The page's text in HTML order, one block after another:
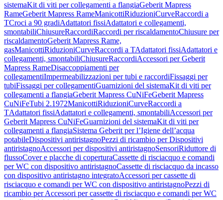
sistemaKit di viti per collegamenti a flangiaGeberit Mapress
RameGeberit Mapress RameManicottiRiduzioniCurveRaccordi a
TCroci a 90 gradiAdattatori fissiAdattatori e collegamenti,
smontabiliChiusureRaccordiRaccordi per riscaldamentoChiusure per
riscaldamentoGeberit Mapress Rame,
gasManicottiRiduzioniCurveRaccordi a TAdattatori fissiAdattatori e
collegamenti, smontabiliChiusureRaccordiAccessori per Geberit
Mapress RameDisaccoppiamenti per
collegamentiImpermeabilizzazioni per tubi e raccordiFissaggi per
tubiFissaggi per collegamentiGuarnizioni del sistemaKit di viti per
collegamenti a flangiaGeberit Mapress CuNiFeGeberit Mapress
CuNiFeTubi 2.1972ManicottiRiduzioniCurveRaccordi a
TAdattatori fissiAdattatori e collegamenti, smontabiliAccessori per
Geberit Mapress CuNiFeGuarnizioni del sistemaKit di viti per
collegamenti a flangiaSistema Geberit per l’Igiene dell’acqua
potabileDispositivi antiristagnoPezzi di ricambio per Dispositivi
antiristagnoAccessori per dispositivi antiristagnoSensoriRiduttore di
flussoCover e placche di coperturaCassette di risciacquo e comandi
per WC con dispositivo antiristagnoCassette di risciacquo da incasso
con dispositivo antiristagno integratoAccessori per cassette di
risciacquo e comandi per WC con dispositivo antiristagnoPezzi di
ricambio per Accessori per cassette di risciacquo e comandi per WC